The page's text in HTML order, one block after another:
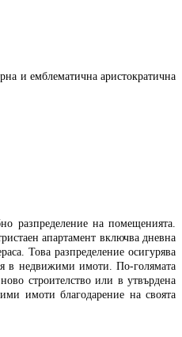
и емблематична аристократична
разпределение на помещенията.
апартамент включва дневна
Това разпределение осигурява
в недвижими имоти. По-голямата
строителство или в утвърдена
имоти благодарение на своята